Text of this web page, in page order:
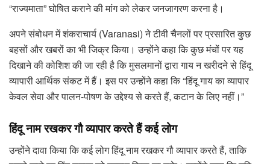
“राज्यमाता” घोषित कराने की मांग को लेकर जनजागरण करना है।
अपने संबोधन में शंकराचार्य (Varanasi) ने टीवी चैनलों पर प्रसारित कुछ
बहसों और खबरों का भी जिक्र किया। उन्होंने कहा कि कुछ मंचों पर यह
दिखाने की कोशिश की जा रही है कि मुसलमानों द्वारा गाय न खरीदने से हिंदू
व्यापारी आर्थिक संकट में हैं। इस पर उन्होंने कहा कि “हिंदू गाय का व्यापार
केवल सेवा और पालन-पोषण के उद्देश्य से करते हैं, कटान के लिए नहीं।”
हिंदू नाम रखकर गौ व्यापार करते हैं कई लोग
उन्होंने दावा किया कि कई लोग हिंदू नाम रखकर गौ व्यापार करते हैं, ताकि